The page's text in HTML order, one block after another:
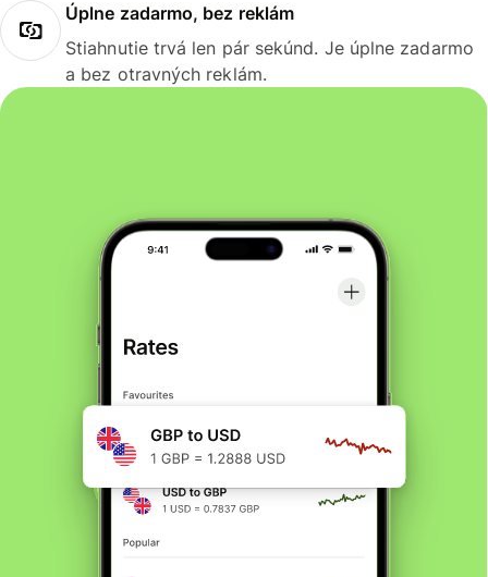
Úplne zadarmo, bez reklám
Stiahnutie trvá len pár sekúnd. Je úplne zadarmo
a bez otravných reklám.